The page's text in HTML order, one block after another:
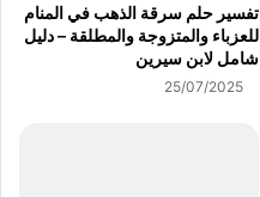
تفسير حلم سرقة الذهب في المنام
للعزباء والمتزوجة والمطلقة – دليل
شامل لابن سيرين
25/07/2025